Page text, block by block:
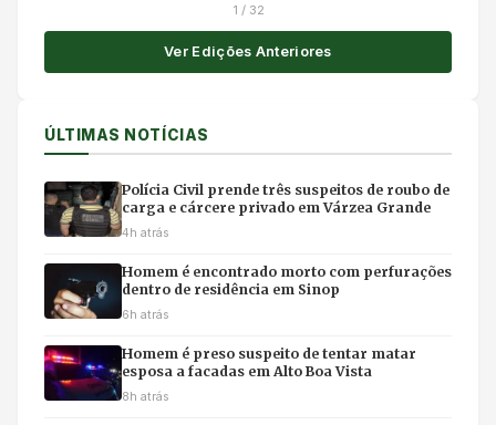
1 / 32
Ver Edições Anteriores
ÚLTIMAS NOTÍCIAS
Polícia Civil prende três suspeitos de roubo de
carga e cárcere privado em Várzea Grande
4h atrás
Homem é encontrado morto com perfurações
dentro de residência em Sinop
6h atrás
Homem é preso suspeito de tentar matar
esposa a facadas em Alto Boa Vista
8h atrás